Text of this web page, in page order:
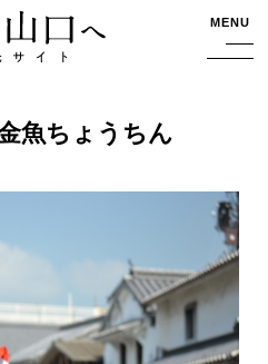
観光サイト MENU
魚ちょうちん